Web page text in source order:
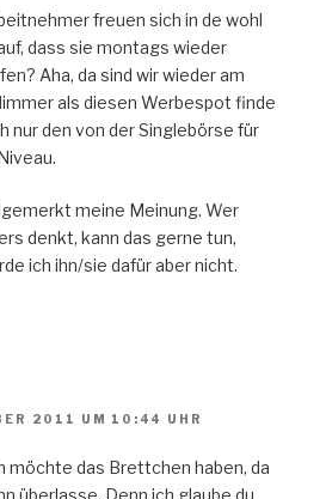
freuen sich in de wohl
dass sie montags wieder
Aha, da sind wir wieder am
als diesen Werbespot finde
nur den von der Singlebörse für
meine Meinung. Wer
denkt, kann das gerne tun,
ich ihn/sie dafür aber nicht.
2011 UM 10:44 UHR
möchte das Brettchen haben, da